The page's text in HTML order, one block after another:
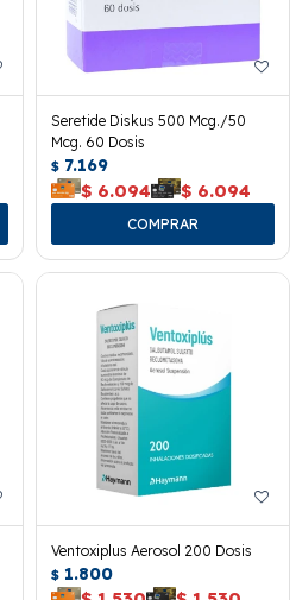
Seretide Diskus 500 Mcg./50
Mcg. 60 Dosis
$ 7.169
$ 6.094 $ 6.094
Ventoxiplus Aerosol 200 Dosis
$ 1.800